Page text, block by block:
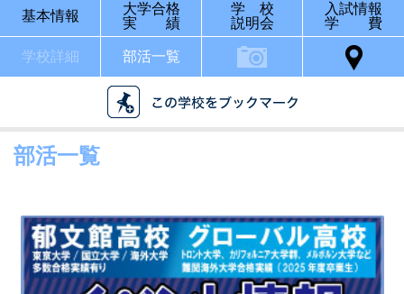
基本情報
大学合格
実 績
学 校
説明会
入試情報
学 費
学校詳細 部活一覧
部活一覧